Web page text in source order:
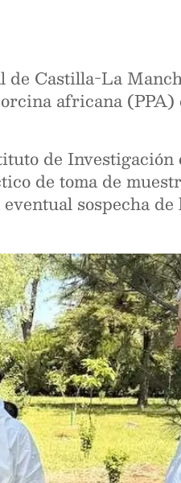
Castilla-La
africana
de Investigación
de toma de
sospecha de